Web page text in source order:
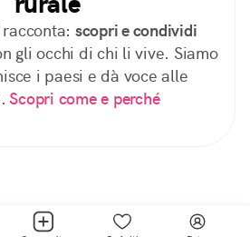
racconta: scopri e condividi
gli occhi di chi li vive. Siamo
i paesi e dà voce alle
Scopri come e perché